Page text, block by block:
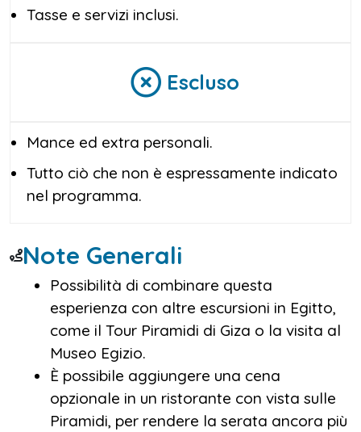
un vero e proprio viaggio sensoriale: ti
sentirai trasportato indietro nel tempo, tra
unica e suggestiva che ti lascerà senza fiato.
Al termine, sarai riaccompagnato al tuo hotel
con il ricordo di un’esperienza affascinante,
magico al tuo soggiorno al Cairo.
Perfetto per coppie, famiglie e viaggiatori
curiosi, loSpettacolo Suoni e Luci alle
Piramidiè un must per chi vuole vivere
l’Egitto anche di notte, tra emozione, cultura
e bellezza eterna.
Tasse e servizi inclusi.
Escluso
Mance ed extra personali.
Tutto ciò che non è espressamente indicato
nel programma.
Note Generali
Possibilità di combinare questa
esperienza con altre escursioni in Egitto,
come il Tour Piramidi di Giza o la visita al
Museo Egizio.
È possibile aggiungere una cena
opzionale in un ristorante con vista sulle
Piramidi, per rendere la serata ancora più